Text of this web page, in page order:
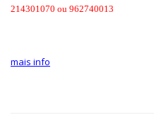
214301070 ou 962740013
mais info